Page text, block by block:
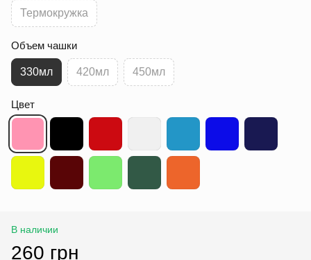
Термокружка
Объем чашки
330мл 420мл 450мл
Цвет
В наличии
260 грн